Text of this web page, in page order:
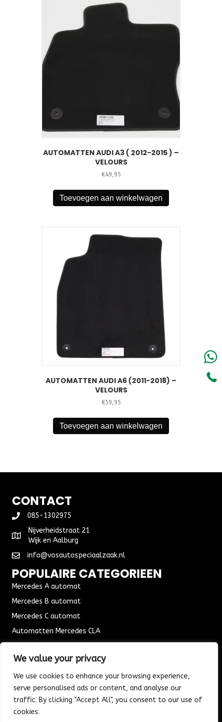
We value your privacy
We use cookies to enhance your browsing experience,
serve personalised ads or content, and analyse our
traffic. By clicking "Accept All", you consent to our use of
cookies.
AUTOMATTEN AUDI A3 ( 2012-2015 ) –
VELOURS
€49,95
Toevoegen aan winkelwagen
AUTOMATTEN AUDI A6 (2011-2018) –
VELOURS
€59,95
Toevoegen aan winkelwagen
CONTACT
085-1302975
Nijverheidstraat 21
Wijk en Aalburg
info@vosautospeciaalzaak.nl
POPULAIRE CATEGORIEEN
Mercedes A automat
Mercedes B automat
Mercedes C automat
Automatten Mercedes CLA
ALGEMENE VOORWAARDEN
Algemene voorwaarden
Verzending & Bezorging
Retouren & Ruilen